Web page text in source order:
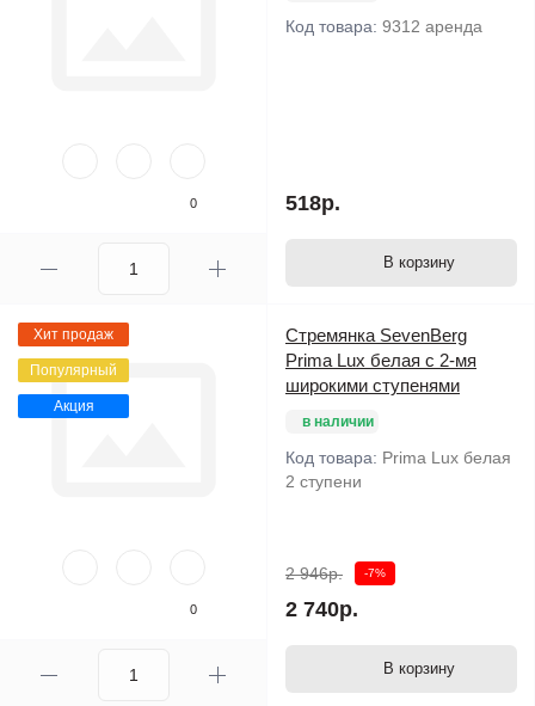
0
Код товара: 9312 аренда
518р.
В корзину
Хит продаж
Популярный
Акция
0
Стремянка SevenBerg
Prima Lux белая с 2-мя
широкими ступенями
в наличии
Код товара: Prima Lux белая
2 ступени
2 946р. -7%
2 740р.
В корзину